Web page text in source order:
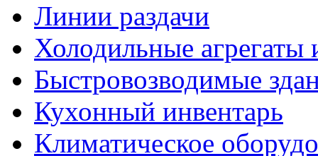
Линии раздачи
Холодильные агрегаты
Быстровозводимые
Кухонный инвентарь
Климатическое